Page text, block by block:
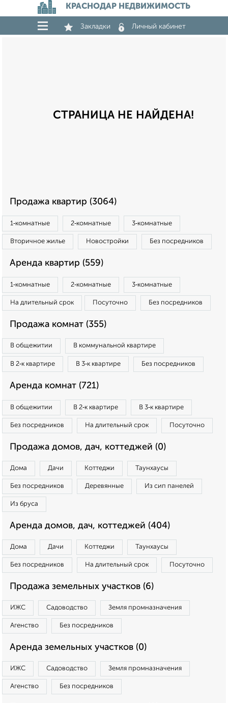
КРАСНОДАР НЕДВИЖИМОСТЬ
Закладки Личный кабинет
СТРАНИЦА НЕ НАЙДЕНА!
Продажа квартир (3064)
1‑комнатные 2‑комнатные 3‑комнатные
Вторичное жилье Новостройки Без посредников
Аренда квартир (559)
1‑комнатные 2‑комнатные 3‑комнатные
На длительный срок Посуточно Без посредников
Продажа комнат (355)
В общежитии В коммунальной квартире
В 2‑к квартире В 3‑к квартире Без посредников
Аренда комнат (721)
В общежитии В 2‑к квартире В 3‑к квартире
Без посредников На длительный срок Посуточно
Продажа домов, дач, коттеджей (0)
Дома Дачи Коттеджи Таунхаусы
Без посредников Деревянные Из сип панелей
Из бруса
Аренда домов, дач, коттеджей (404)
Дома Дачи Коттеджи Таунхаусы
Без посредников На длительный срок Посуточно
Продажа земельных участков (6)
ИЖС Садоводство Земля промназначения
Агенство Без посредников
Аренда земельных участков (0)
ИЖС Садоводство Земля промназначения
Агенство Без посредников